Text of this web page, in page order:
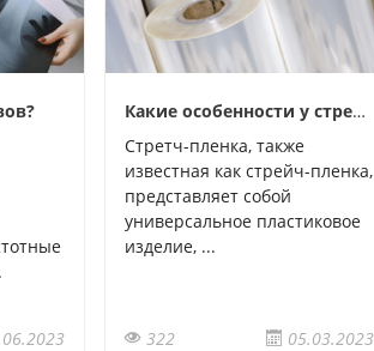
Какие особенности у стрейч-пленки
Стретч-пленка, также
известная как стрейч-пленка,
представляет собой
универсальное пластиковое
изделие, ...
322 05.03.2023